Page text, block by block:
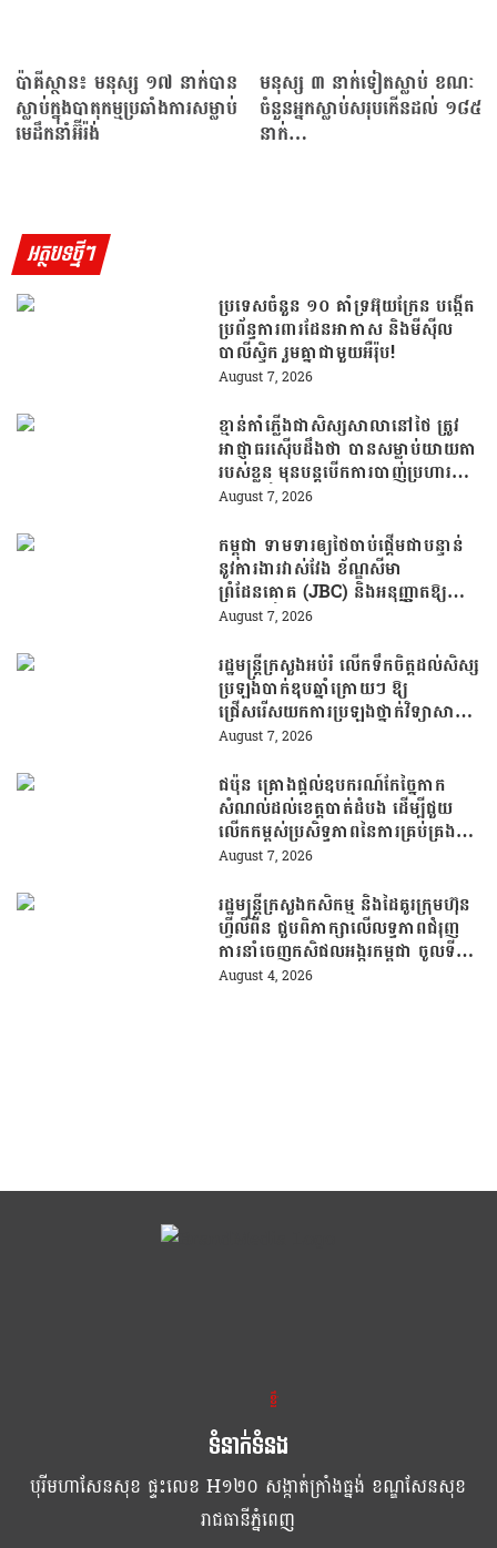
ប៉ាគីស្ថាន៖ មនុស្ស ១៧ នាក់បាន
ស្លាប់ក្នុងបាតុកម្មប្រឆាំងការសម្លាប់
មេដឹកនាំអ៊ីរ៉ង់
មនុស្ស ៣ នាក់ទៀតស្លាប់ ខណៈ
ចំនួនអ្នកស្លាប់សរុបកើនដល់ ១៨៥
នាក់…
អត្ថបទថ្មីៗ
ប្រទេសចំនួន ១០ គាំទ្រអ៊ុយក្រែន បង្កើត
ប្រព័ន្ធការពារដែនអាកាស និងមីស៊ីល
បាលីស្ទិក រួមគ្នាជាមួយអឺរ៉ុប!
August 7, 2026
ខ្មាន់កាំភ្លើងជាសិស្សសាលានៅថៃ ត្រូវ
អាជ្ញាធរស៊ើបដឹងថា បានសម្លាប់យាយតា
របស់ខ្លួន មុនបន្តបើកការបាញ់ប្រហារនៅ
សាលារៀន
August 7, 2026
កម្ពុជា ទាមទារឲ្យថៃចាប់ផ្តើមជាបន្ទាន់
នូវការងារវាស់វែង ខ័ណ្ឌសីមា
ព្រំដែនគោគ (JBC) និងអនុញ្ញាតឱ្យ
ពលរដ្ឋភៀសសឹកវិលទៅលំនៅឋានវិញ
August 7, 2026
រដ្ឋមន្រ្តីក្រសួងអប់រំ លើកទឹកចិត្តដល់សិស្ស
ប្រឡងបាក់ឌុបឆ្នាំក្រោយៗ ឱ្យ
ជ្រើសរើសយកការប្រឡងថ្នាក់វិទ្យាសាស្ត្រ
ដើម្បីឆ្លើយតបទៅនឹងតម្រូវការធនធាន
August 7, 2026
ជប៉ុន គ្រោងផ្តល់ឧបករណ៍កែច្នៃកាក
សំណល់ដល់ខេត្តបាត់ដំបង ដើម្បីជួយ
លើកកម្ពស់ប្រសិទ្ធភាពនៃការគ្រប់គ្រង
សំណល់
August 7, 2026
រដ្ឋមន្រ្តីក្រសួងកសិកម្ម និងដៃគូរក្រុមហ៊ុន
ហ្វីលីពីន ជួបពិភាក្សាលើលទ្ធភាពជំរុញ
ការនាំចេញកសិផលអង្ករកម្ពុជា ចូលទី
ផ្សារហ្វីលីពីន
August 4, 2026
ខ្លឹម ខ្លី រហ័ស
ទំនាក់ទំនង
បុរីមហាសែនសុខ ផ្ទះលេខ H១២០ សង្កាត់ក្រាំងធ្នង់ ខណ្ឌសែនសុខ
រាជធានីភ្នំពេញ